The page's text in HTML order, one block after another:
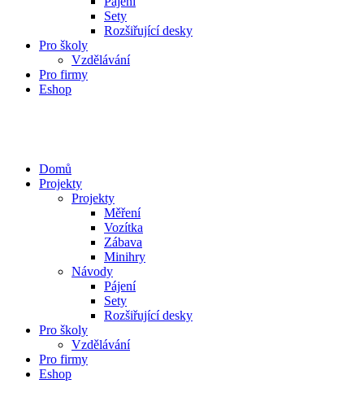
Sety
Rozšiřující desky
Pro školy
Vzdělávání
Pro firmy
Eshop
Domů
Projekty
Projekty
Měření
Vozítka
Zábava
Minihry
Návody
Pájení
Sety
Rozšiřující desky
Pro školy
Vzdělávání
Pro firmy
Eshop